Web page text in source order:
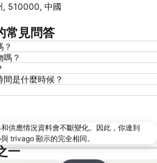
Guangzhou South Railway Station
廣州電視台天文及觀光塔
廣東奧林匹克體育中心
廣州大劇院
Haizhu District
Tianhe Sports Center
中信廣場
Yuexiu Park
, 510000, 中國
常見問答
？
嗎？
是什麼時候？
供應情況資料會不斷變化。因此，你連到
trivago 顯示的完全相同。
一